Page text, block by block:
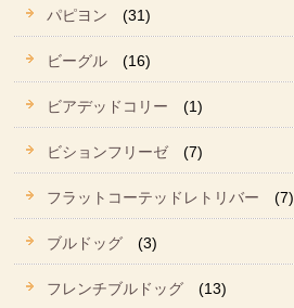
パピヨン (31)
ビーグル (16)
ビアデッドコリー (1)
ビションフリーゼ (7)
フラットコーテッドレトリバー (7)
ブルドッグ (3)
フレンチブルドッグ (13)